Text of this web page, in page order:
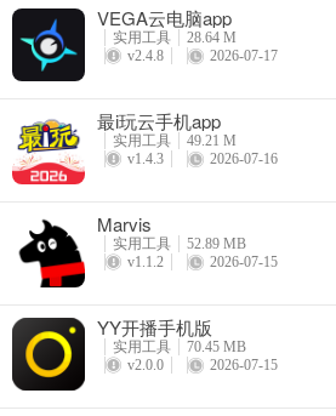
VEGA云电脑app
实用工具
28.64 M
v2.4.8
2026-07-17
最i玩云手机app
实用工具
49.21 M
v1.4.3
2026-07-16
Marvis
实用工具
52.89 MB
v1.1.2
2026-07-15
YY开播手机版
实用工具
70.45 MB
v2.0.0
2026-07-15